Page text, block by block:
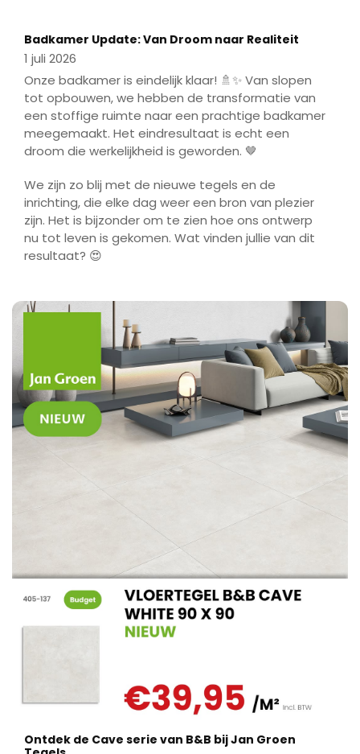
Play
Badkamer Update: Van Droom naar Realiteit
1 juli 2026
Onze badkamer is eindelijk klaar! 🚿✨ Van slopen
tot opbouwen, we hebben de transformatie van
een stoffige ruimte naar een prachtige badkamer
meegemaakt. Het eindresultaat is echt een
droom die werkelijkheid is geworden. 🤎
We zijn zo blij met de nieuwe tegels en de
inrichting, die elke dag weer een bron van plezier
zijn. Het is bijzonder om te zien hoe ons ontwerp
nu tot leven is gekomen. Wat vinden jullie van dit
resultaat? 😍
Ontdek de Cave serie van B&B bij Jan Groen